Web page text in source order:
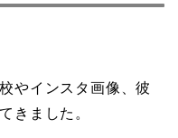
やインスタ画像、彼
きました。